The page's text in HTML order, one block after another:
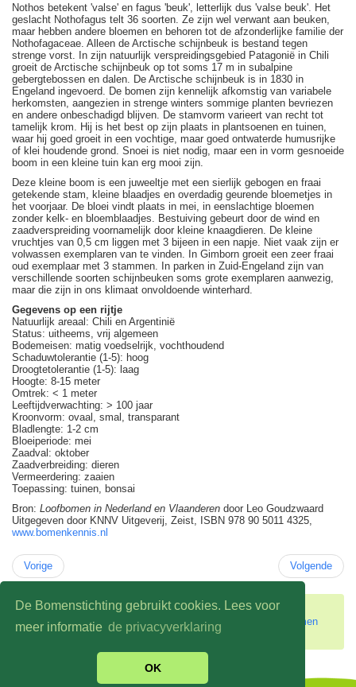
De Bomenstichting gebruikt cookies. Lees voor
meer informatie de privacyverklaring
OK
Nothos betekent 'valse' en fagus 'beuk', letterlijk dus 'valse beuk'. Het
geslacht Nothofagus telt 36 soorten. Ze zijn wel verwant aan beuken,
maar hebben andere bloemen en behoren tot de afzonderlijke familie der
Nothofagaceae. Alleen de Arctische schijnbeuk is bestand tegen
strenge vorst. In zijn natuurlijk verspreidingsgebied Patagonië in Chili
groeit de Arctische schijnbeuk op tot soms 17 m in subalpine
gebergtebossen en dalen. De Arctische schijnbeuk is in 1830 in
Engeland ingevoerd. De bomen zijn kennelijk afkomstig van variabele
herkomsten, aangezien in strenge winters sommige planten bevriezen
en andere onbeschadigd blijven. De stamvorm varieert van recht tot
tamelijk krom. Hij is het best op zijn plaats in plantsoenen en tuinen,
waar hij goed groeit in een vochtige, maar goed ontwaterde humusrijke
of klei houdende grond. Snoei is niet nodig, maar een in vorm gesnoeide
boom in een kleine tuin kan erg mooi zijn.
Deze kleine boom is een juweeltje met een sierlijk gebogen en fraai
getekende stam, kleine blaadjes en overdadig geurende bloemetjes in
het voorjaar. De bloei vindt plaats in mei, in eenslachtige bloemen
zonder kelk- en bloemblaadjes. Bestuiving gebeurt door de wind en
zaadverspreiding voornamelijk door kleine knaagdieren. De kleine
vruchtjes van 0,5 cm liggen met 3 bijeen in een napje. Niet vaak zijn er
volwassen exemplaren van te vinden. In Gimborn groeit een zeer fraai
oud exemplaar met 3 stammen. In parken in Zuid-Engeland zijn van
verschillende soorten schijnbeuken soms grote exemplaren aanwezig,
maar die zijn in ons klimaat onvoldoende winterhard.
Gegevens op een rijtje
Natuurlijk areaal: Chili en Argentinië
Status: uitheems, vrij algemeen
Bodemeisen: matig voedselrijk, vochthoudend
Schaduwtolerantie (1-5): hoog
Droogtetolerantie (1-5): laag
Hoogte: 8-15 meter
Omtrek: < 1 meter
Leeftijdverwachting: > 100 jaar
Kroonvorm: ovaal, smal, transparant
Bladlengte: 1-2 cm
Bloeiperiode: mei
Zaadval: oktober
Zaadverbreiding: dieren
Vermeerdering: zaaien
Toepassing: tuinen, bonsai
Bron: Loofbomen in Nederland en Vlaanderen door Leo Goudzwaard
Uitgegeven door KNNV Uitgeverij, Zeist, ISBN 978 90 5011 4325,
www.bomenkennis.nl
Vorige Volgende
U bevindt zich hier:
Home
Infotheek en veelgestelde vragen
Informatie over bomen